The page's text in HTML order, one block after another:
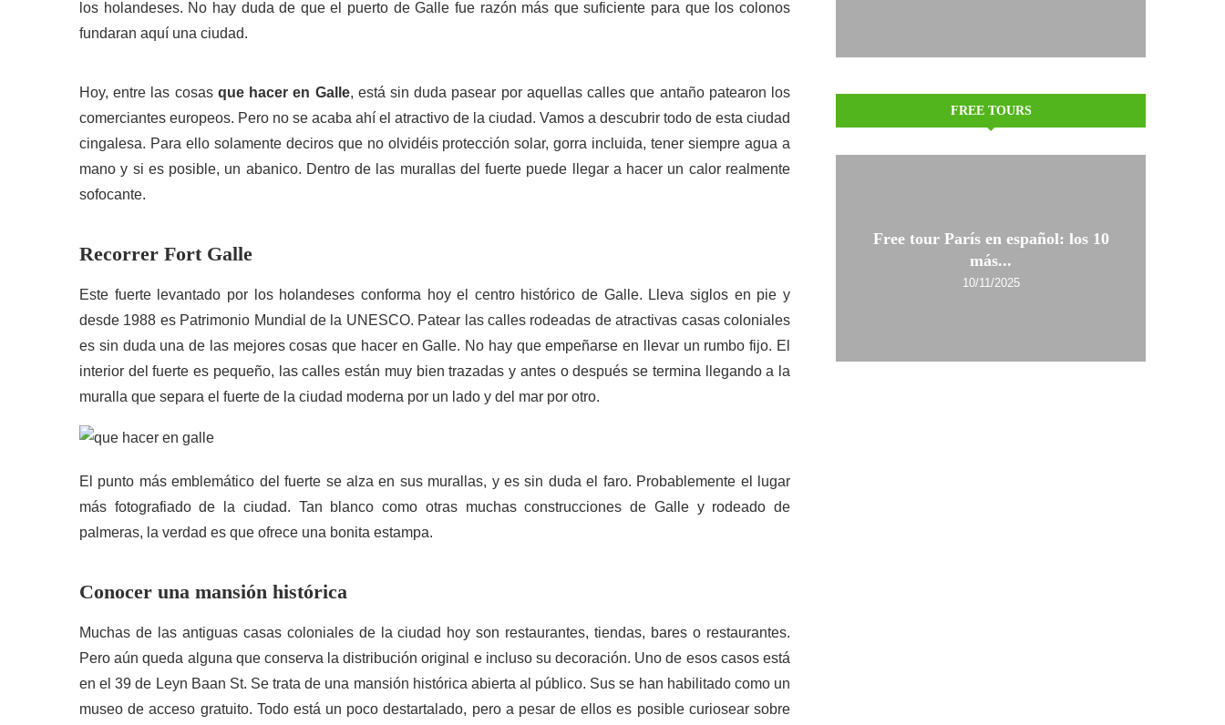
los holandeses. No hay duda de que el puerto de Galle fue razón más que suficiente para que los colonos
fundaran aquí una ciudad.
Hoy, entre las cosas que hacer en Galle, está sin duda pasear por aquellas calles que antaño patearon los
comerciantes europeos. Pero no se acaba ahí el atractivo de la ciudad. Vamos a descubrir todo de esta ciudad
cingalesa. Para ello solamente deciros que no olvidéis protección solar, gorra incluida, tener siempre agua a
mano y si es posible, un abanico. Dentro de las murallas del fuerte puede llegar a hacer un calor realmente
sofocante.
Recorrer Fort Galle
Este fuerte levantado por los holandeses conforma hoy el centro histórico de Galle. Lleva siglos en pie y
desde 1988 es Patrimonio Mundial de la UNESCO. Patear las calles rodeadas de atractivas casas coloniales
es sin duda una de las mejores cosas que hacer en Galle. No hay que empeñarse en llevar un rumbo fijo. El
interior del fuerte es pequeño, las calles están muy bien trazadas y antes o después se termina llegando a la
muralla que separa el fuerte de la ciudad moderna por un lado y del mar por otro.
El punto más emblemático del fuerte se alza en sus murallas, y es sin duda el faro. Probablemente el lugar
más fotografiado de la ciudad. Tan blanco como otras muchas construcciones de Galle y rodeado de
palmeras, la verdad es que ofrece una bonita estampa.
Conocer una mansión histórica
Muchas de las antiguas casas coloniales de la ciudad hoy son restaurantes, tiendas, bares o restaurantes.
Pero aún queda alguna que conserva la distribución original e incluso su decoración. Uno de esos casos está
en el 39 de Leyn Baan St. Se trata de una mansión histórica abierta al público. Sus se han habilitado como un
museo de acceso gratuito. Todo está un poco destartalado, pero a pesar de ellos es posible curiosear sobre
FREE TOURS
Free tour París en español: los 10
más...
10/11/2025